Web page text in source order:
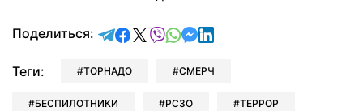
Поделиться: отправить в Telegram
поделиться в Facebook
поделиться в X
отправить в Viber
отправить в Whatsapp
отправить в Messenger
отправить в LinkedIn
Теги: ТОРНАДО СМЕРЧ
БЕСПИЛОТНИКИ РСЗО ТЕРРОР